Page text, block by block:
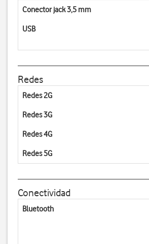
Conector jack 3,5 mm
USB
Redes
Redes 2G
Redes 3G
Redes 4G
Redes 5G
Conectividad
Bluetooth